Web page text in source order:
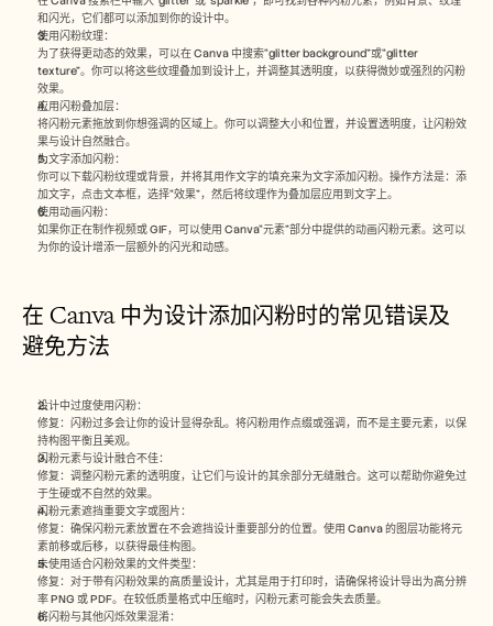
和闪光，它们都可以添加到你的设计中。
使用闪粉纹理：
为了获得更动态的效果，可以在 Canva 中搜索“glitter background”或“glitter
texture”。你可以将这些纹理叠加到设计上，并调整其透明度，以获得微妙或强烈的闪粉
效果。
应用闪粉叠加层：
将闪粉元素拖放到你想强调的区域上。你可以调整大小和位置，并设置透明度，让闪粉效
果与设计自然融合。
为文字添加闪粉：
你可以下载闪粉纹理或背景，并将其用作文字的填充来为文字添加闪粉。操作方法是：添
加文字，点击文本框，选择“效果”，然后将纹理作为叠加层应用到文字上。
使用动画闪粉：
如果你正在制作视频或 GIF，可以使用 Canva“元素”部分中提供的动画闪粉元素。这可以
为你的设计增添一层额外的闪光和动感。
在 Canva 中为设计添加闪粉时的常见错误及
避免方法
设计中过度使用闪粉：
修复：闪粉过多会让你的设计显得杂乱。将闪粉用作点缀或强调，而不是主要元素，以保
持构图平衡且美观。
闪粉元素与设计融合不佳：
修复：调整闪粉元素的透明度，让它们与设计的其余部分无缝融合。这可以帮助你避免过
于生硬或不自然的效果。
闪粉元素遮挡重要文字或图片：
修复：确保闪粉元素放置在不会遮挡设计重要部分的位置。使用 Canva 的图层功能将元
素前移或后移，以获得最佳构图。
未使用适合闪粉效果的文件类型：
修复：对于带有闪粉效果的高质量设计，尤其是用于打印时，请确保将设计导出为高分辨
率 PNG 或 PDF。在较低质量格式中压缩时，闪粉元素可能会失去质量。
将闪粉与其他闪烁效果混淆：